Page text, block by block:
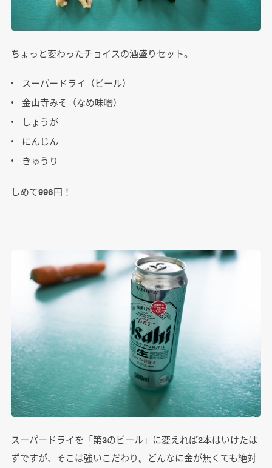
ちょっと変わったチョイスの酒盛りセット。
スーパードライ（ビール）
金山寺みそ（なめ味噌）
しょうが
にんじん
きゅうり
しめて996円！
スーパードライを「第3のビール」に変えれば2本はいけたは
ずですが、そこは強いこだわり。どんなに金が無くても絶対